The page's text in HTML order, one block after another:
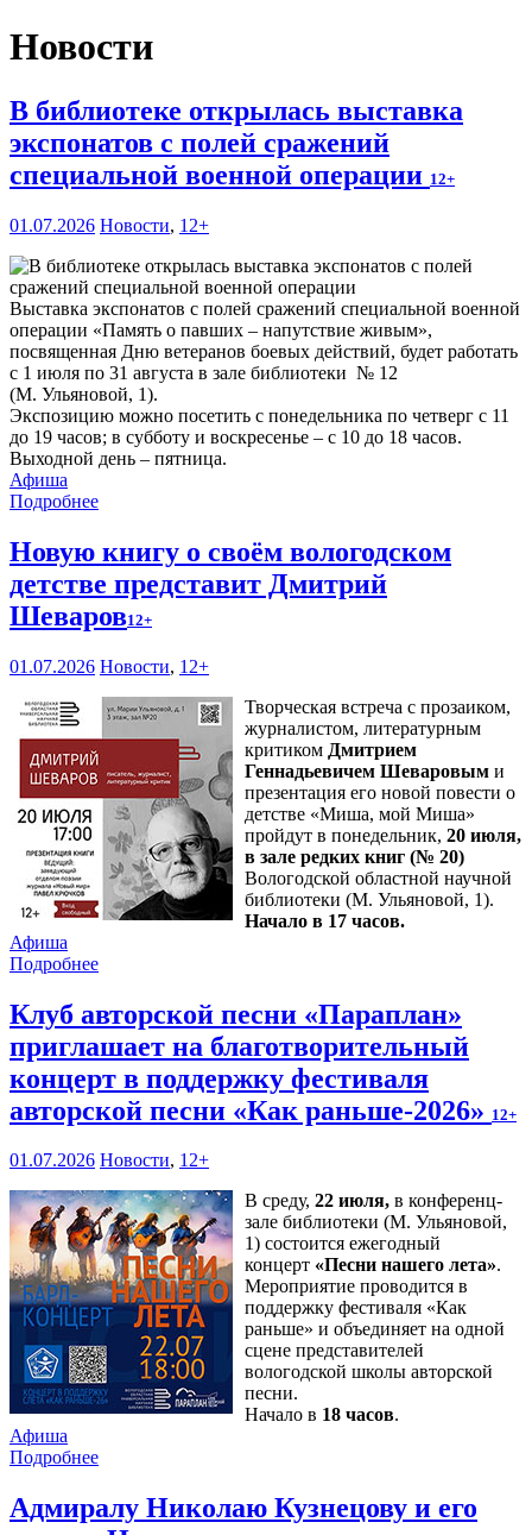
Новости
В библиотеке открылась выставка
экспонатов с полей сражений
специальной военной операции 12+
01.07.2026 Новости, 12+
Выставка экспонатов с полей сражений специальной военной
операции «Память о павших – напутствие живым»,
посвященная Дню ветеранов боевых действий, будет работать
с 1 июля по 31 августа в зале библиотеки № 12
(М. Ульяновой, 1).
Экспозицию можно посетить с понедельника по четверг с 11
до 19 часов; в субботу и воскресенье – с 10 до 18 часов.
Выходной день – пятница.
Афиша
Подробнее
Новую книгу о своём вологодском
детстве представит Дмитрий
Шеваров12+
01.07.2026 Новости, 12+
Творческая встреча с прозаиком,
журналистом, литературным
критиком Дмитрием
Геннадьевичем Шеваровым и
презентация его новой повести о
детстве «Миша, мой Миша»
пройдут в понедельник, 20 июля,
в зале редких книг (№ 20)
Вологодской областной научной
библиотеки (М. Ульяновой, 1).
Начало в 17 часов.
Афиша
Подробнее
Клуб авторской песни «Параплан»
приглашает на благотворительный
концерт в поддержку фестиваля
авторской песни «Как раньше-2026» 12+
01.07.2026 Новости, 12+
В среду, 22 июля, в конференц-
зале библиотеки (М. Ульяновой,
1) состоится ежегодный
концерт «Песни нашего лета».
Мероприятие проводится в
поддержку фестиваля «Как
раньше» и объединяет на одной
сцене представителей
вологодской школы авторской
песни.
Начало в 18 часов.
Афиша
Подробнее
Адмиралу Николаю Кузнецову и его